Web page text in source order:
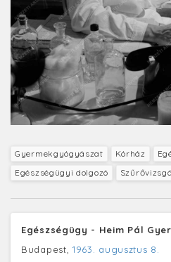
Gyermekgyógyászat Kórház
Egészségügyi dolgozó
Egészségügy - Heim Pál
Budapest, 1963. augusztus 8.